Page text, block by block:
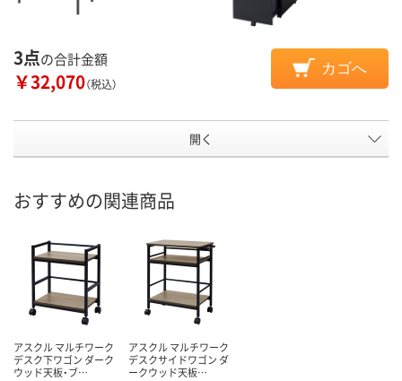
3点の合計金額
￥32,070（税込）
カゴへ
開く
おすすめの関連商品
アスクル マルチワーク
デスク下ワゴン ダーク
ウッド天板・ブ…
アスクル マルチワーク
デスクサイドワゴン ダ
ークウッド天板…